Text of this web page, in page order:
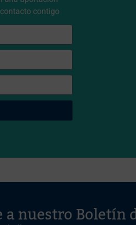
contigo
a nuestro Boletín